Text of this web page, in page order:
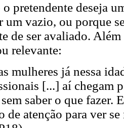
pretendente deseja
um vazio, ou porque
de ser avaliado.
relevante:
mulheres já nessa
[...] aí chegam
saber o que fazer.
de atenção para ver